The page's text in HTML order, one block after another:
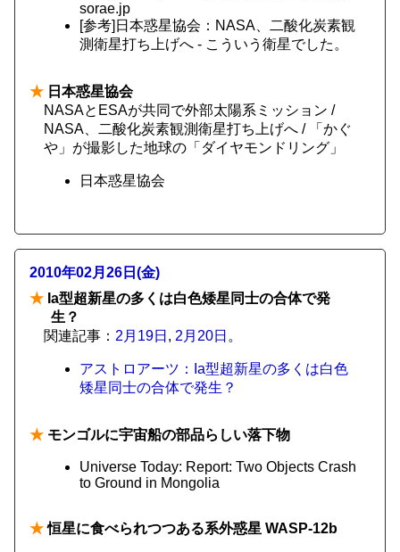
sorae.jp
[参考]日本惑星協会：NASA、二酸化炭素観
測衛星打ち上げへ - こういう衛星でした。
★ 日本惑星協会
NASAとESAが共同で外部太陽系ミッション /
NASA、二酸化炭素観測衛星打ち上げへ / 「かぐ
や」が撮影した地球の「ダイヤモンドリング」
日本惑星協会
2010年02月26日(金)
★ Ia型超新星の多くは白色矮星同士の合体で発
生？
関連記事： 2月19日 , 2月20日 。
アストロアーツ：Ia型超新星の多くは白色
矮星同士の合体で発生？
★ モンゴルに宇宙船の部品らしい落下物
Universe Today: Report: Two Objects Crash
to Ground in Mongolia
★恒星に食べられつつある系外惑星 WASP-12b